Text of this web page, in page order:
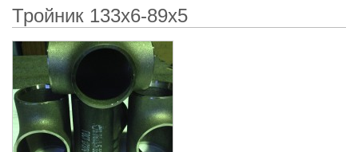
Тройник 133х6-89х5